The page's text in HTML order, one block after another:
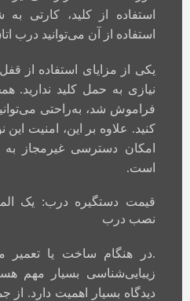
استفاده از کلید، کارتی
استفاده از آن می‌توانید درب
یکی از مزایای استفاده از
نیازی به حمل کلید ندارید.
فراموش شد، به‌راحتی
کنید. علاوه بر این، امنیت
امکان دسترسی غیرمجاز به
است.
قیمت دستگیره درب: یک
نصب درب
.در هنگام ساخت یا تعمیر
زیبایی‌شناسی بسیار مهم
دیدگاه بسیار اهمیت دارد. از